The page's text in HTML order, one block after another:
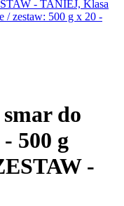
do
500 g
-